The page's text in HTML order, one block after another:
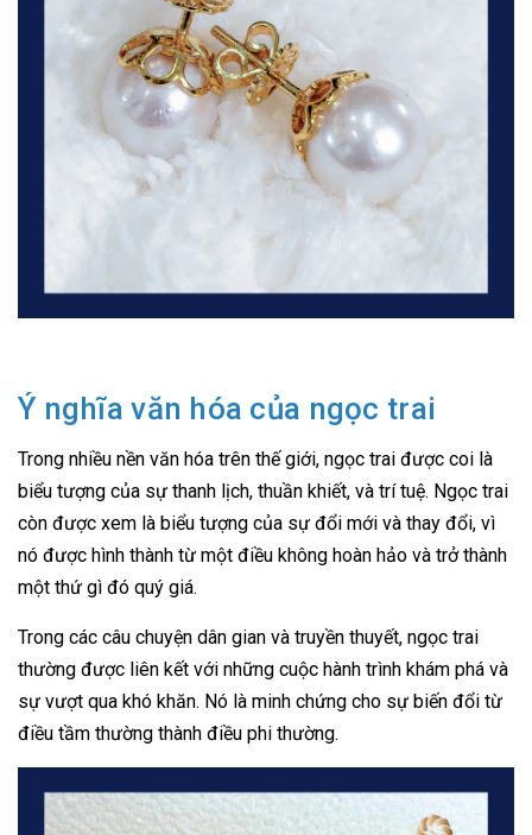
Ý nghĩa văn hóa của ngọc trai
Trong nhiều nền văn hóa trên thế giới, ngọc trai được coi là
biểu tượng của sự thanh lịch, thuần khiết, và trí tuệ. Ngọc trai
còn được xem là biểu tượng của sự đổi mới và thay đổi, vì
nó được hình thành từ một điều không hoàn hảo và trở thành
một thứ gì đó quý giá.
Trong các câu chuyện dân gian và truyền thuyết, ngọc trai
thường được liên kết với những cuộc hành trình khám phá và
sự vượt qua khó khăn. Nó là minh chứng cho sự biến đổi từ
điều tầm thường thành điều phi thường.